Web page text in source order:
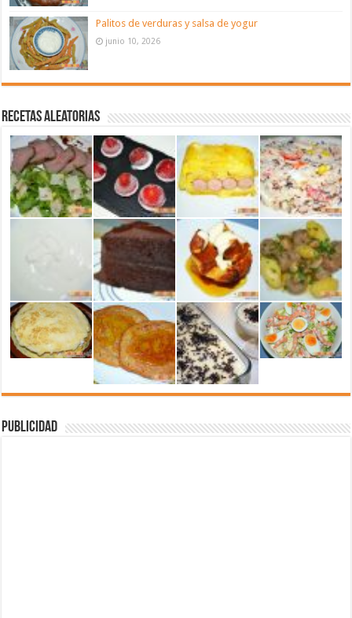
Palitos de verduras y salsa de yogur
junio 10, 2026
Recetas aleatorias
Publicidad